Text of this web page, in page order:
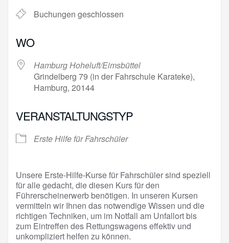
Buchungen geschlossen
WO
Hamburg Hoheluft/Eimsbüttel
Grindelberg 79 (in der Fahrschule Karateke),
Hamburg, 20144
VERANSTALTUNGSTYP
Erste Hilfe für Fahrschüler
Unsere Erste-Hilfe-Kurse für Fahrschüler sind speziell
für alle gedacht, die diesen Kurs für den
Führerscheinerwerb benötigen. In unseren Kursen
vermitteln wir Ihnen das notwendige Wissen und die
richtigen Techniken, um im Notfall am Unfallort bis
zum Eintreffen des Rettungswagens effektiv und
unkompliziert helfen zu können.